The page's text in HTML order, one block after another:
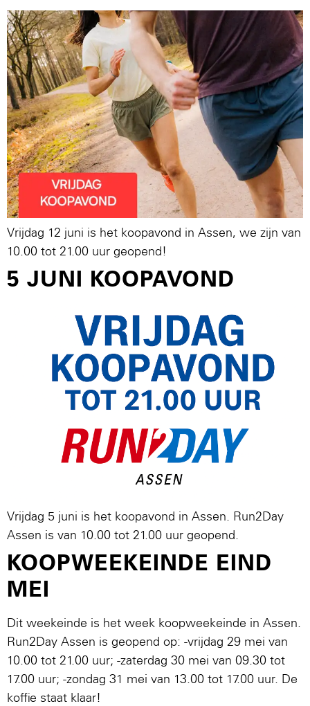
Vrijdag 12 juni is het koopavond in Assen, we zijn van
10.00 tot 21.00 uur geopend!
5 JUNI KOOPAVOND
Vrijdag 5 juni is het koopavond in Assen. Run2Day
Assen is van 10.00 tot 21.00 uur geopend.
KOOPWEEKEINDE EIND
MEI
Dit weekeinde is het week koopweekeinde in Assen.
Run2Day Assen is geopend op: -vrijdag 29 mei van
10.00 tot 21.00 uur; -zaterdag 30 mei van 09.30 tot
17.00 uur; -zondag 31 mei van 13.00 tot 17.00 uur. De
koffie staat klaar!